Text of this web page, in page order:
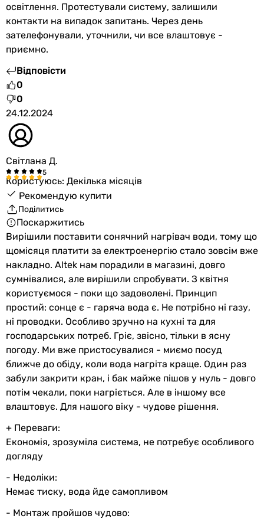
освітлення. Протестували систему, залишили
контакти на випадок запитань. Через день
зателефонували, уточнили, чи все влаштовує -
приємно.
Відповісти
0
0
24.12.2024
Світлана Д.
Користуюсь: Декілька місяців
Рекомендую купити
Поділитись
Поскаржитись
Вирішили поставити сонячний нагрівач води, тому що
щомісяця платити за електроенергію стало зовсім вже
накладно. Altek нам порадили в магазині, довго
сумнівалися, але вирішили спробувати. З квітня
користуємося - поки що задоволені. Принцип
простий: сонце є - гаряча вода є. Не потрібно ні газу,
ні проводки. Особливо зручно на кухні та для
господарських потреб. Гріє, звісно, тільки в ясну
погоду. Ми вже пристосувалися - миємо посуд
ближче до обіду, коли вода нагріта краще. Один раз
забули закрити кран, і бак майже пішов у нуль - довго
потім чекали, поки нагріється. Але в іншому все
влаштовує. Для нашого віку - чудове рішення.
+ Переваги:
Економія, зрозуміла система, не потребує особливого
догляду
- Недоліки:
Немає тиску, вода йде самопливом
- Монтаж пройшов чудово: